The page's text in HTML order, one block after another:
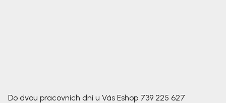
Do dvou pracovních dní u Vás Eshop 739 225 627